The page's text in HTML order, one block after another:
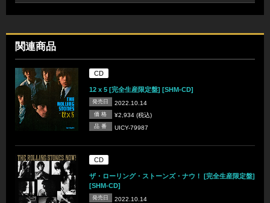
関連商品
CD
12 x 5 [完全生産限定盤] [SHM-CD]
発売日 2022.10.14
価 格 ¥2,934 (税込)
品 番 UICY-79987
CD
ザ・ローリング・ストーンズ・ナウ！ [完全生産限定盤]
[SHM-CD]
発売日 2022.10.14